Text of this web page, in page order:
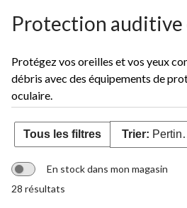
Protection auditive
Protégez vos oreilles et vos yeux
débris avec des équipements de
oculaire.
Tous les filtres Trier:
En stock dans mon magasin
28 résultats